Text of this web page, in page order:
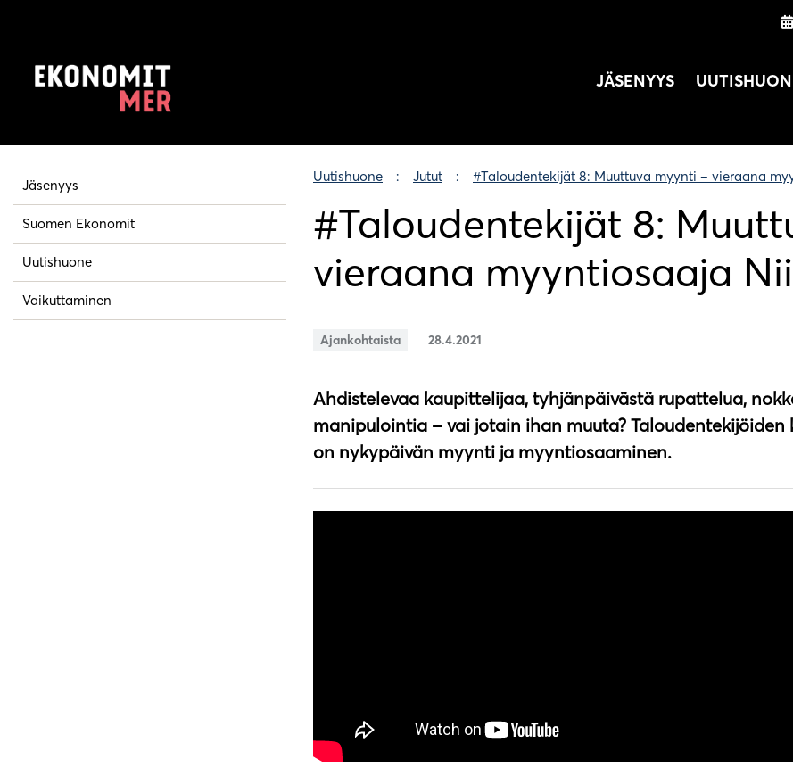
JÄSENYYS
Jäsenyys
Suomen Ekonomit
Uutishuone
Vaikuttaminen
Uutishuone Jutut #Taloudentekijät 8: Muuttuva myynti – vieraana
#Taloudentekijät 8:
vieraana myyntiosaaja
Ajankohtaista 28.4.2021
Ahdistelevaa kaupittelijaa, tyhjänpäivästä rupattelua,
manipulointia – vai jotain ihan muuta?
on nykypäivän myynti ja myyntiosaaminen.